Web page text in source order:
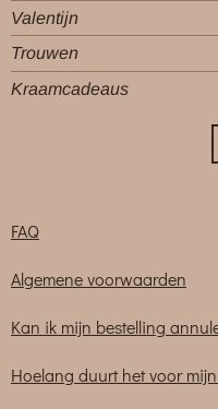
Valentijn
Trouwen
Kraamcadeaus
FAQ
Algemene voorwaarden
Kan ik mijn bestelling
Hoelang duurt het voor